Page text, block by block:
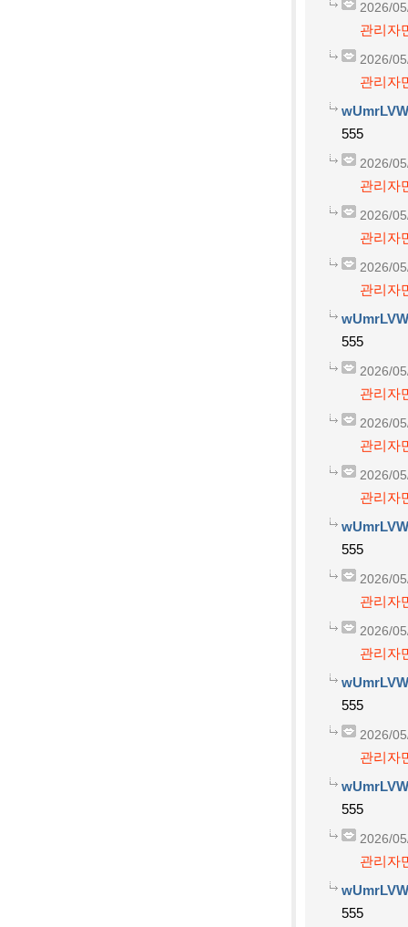
2026/
관리자
2026/
관리자
555
2026/
관리자
2026/
관리자
2026/
관리자
555
2026/
관리자
2026/
관리자
2026/
관리자
555
2026/
관리자
2026/
관리자
555
2026/
관리자
555
2026/
관리자
555